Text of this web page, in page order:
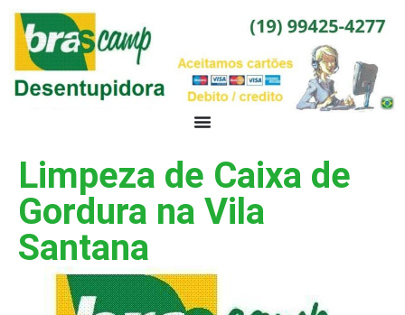
Limpeza de Caixa de
Gordura na Vila
Santana